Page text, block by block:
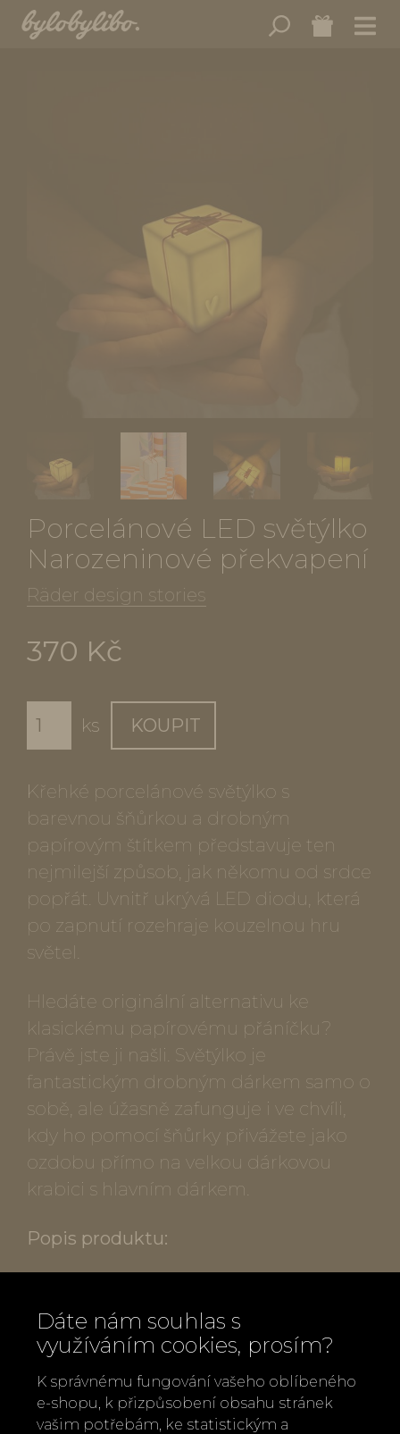
Porcelánové LED světýlko
Narozeninové překvapení
Räder design stories
370 Kč
ks KOUPIT
Křehké porcelánové světýlko s
barevnou šňůrkou a drobným
papírovým štítkem představuje ten
nejmilejší způsob, jak někomu od srdce
popřát. Uvnitř ukrývá LED diodu, která
po zapnutí rozehraje kouzelnou hru
světel.
Hledáte originální alternativu ke
klasickému papírovému přáníčku?
Právě jste ji našli. Světýlko je
fantastickým drobným dárkem samo o
sobě, ale úžasně zafunguje i ve chvíli,
kdy ho pomocí šňůrky přivážete jako
ozdobu přímo na velkou dárkovou
krabici s hlavním dárkem.
Popis produktu:
hloubka 5,0 cm
Materiál:jemný bílý porcelán,
štítek
Osvětlení:integrovaná LED dioda
Dáte nám souhlas s
využíváním cookies, prosím?
K správnému fungování vašeho oblíbeného
e-shopu, k přizpůsobení obsahu stránek
vašim potřebám, ke statistickým a